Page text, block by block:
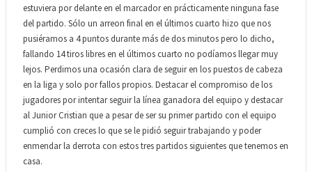
estuviera por delante en el marcador en prácticamente ninguna fase
del partido. Sólo un arreon final en el últimos cuarto hizo que nos
pusiéramos a 4 puntos durante más de dos minutos pero lo dicho,
fallando 14 tiros libres en el últimos cuarto no podíamos llegar muy
lejos. Perdimos una ocasión clara de seguir en los puestos de cabeza
en la liga y solo por fallos propios. Destacar el compromiso de los
jugadores por intentar seguir la línea ganadora del equipo y destacar
al Junior Cristian que a pesar de ser su primer partido con el equipo
cumplió con creces lo que se le pidió seguir trabajando y poder
enmendar la derrota con estos tres partidos siguientes que tenemos en
casa.